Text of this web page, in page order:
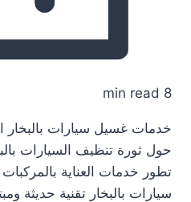
8 min read
خدمات غسيل سيارات بالبخار
حول ثورة تنظيف السيارات
تطور خدمات العناية
سيارات بالبخار تقنية حديثة